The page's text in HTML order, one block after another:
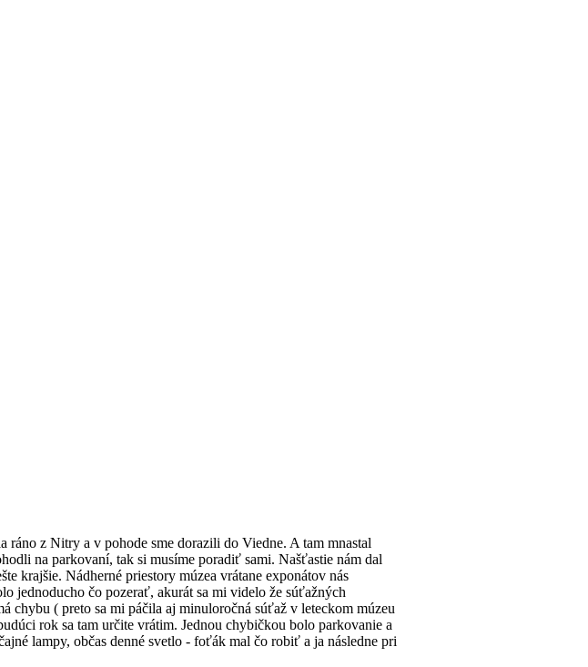
ráno z Nitry a v pohode sme dorazili do Viedne. A tam mnastal
na parkovaní, tak si musíme poradiť sami. Našťastie nám dal
krajšie. Nádherné priestory múzea vrátane exponátov nás
jednoducho čo pozerať, akurát sa mi videlo že súťažných
chybu ( preto sa mi páčila aj minuloročná súťaž v leteckom múzeu
rok sa tam určite vrátim. Jednou chybičkou bolo parkovanie a
lampy, občas denné svetlo - foťák mal čo robiť a ja následne pri